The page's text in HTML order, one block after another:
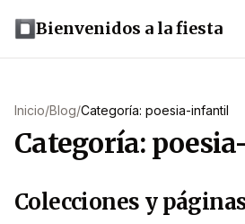
Bienvenidos a la fiesta
Inicio/Blog/Categoría: poesia-infantil
Categoría:
Colecciones y